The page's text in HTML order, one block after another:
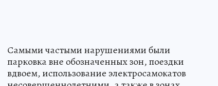
Самыми частыми нарушениями были
парковка вне обозначенных зон, поездки
вдвоем, использование электросамокатов